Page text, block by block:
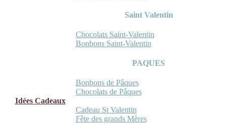
Saint Valentin
Chocolats Saint-Valentin
Bonbons Saint-Valentin
PAQUES
Bonbons de Pâques
Chocolats de Pâques
Idées Cadeaux
Cadeau St Valentin
Fête des grands Mères